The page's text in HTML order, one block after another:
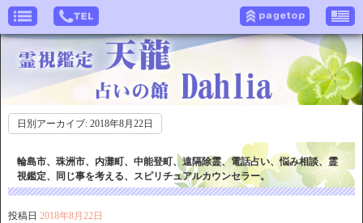
日別アーカイブ: 2018年8月22日
輪島市、珠洲市、内灘町、中能登町、遠隔除霊、電話占い、悩み相談、霊
視鑑定、同じ事を考える、スピリチュアルカウンセラー。
投稿日 2018年8月22日